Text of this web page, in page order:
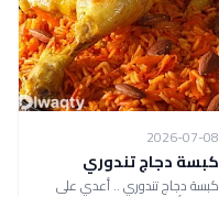
2026-07-08
كبسة دجاج تندوري
كبسة دجاج تندوري .. أعدي على